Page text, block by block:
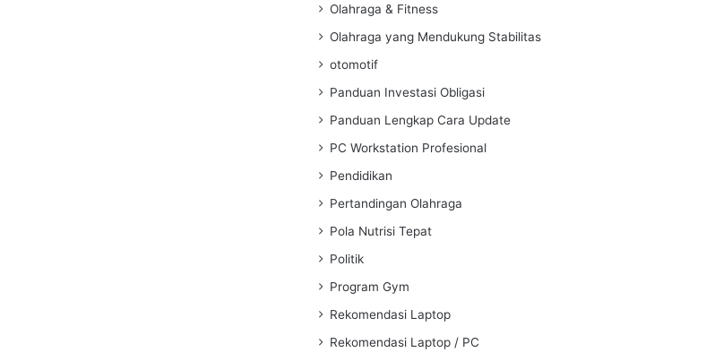
Olahraga & Fitness
Olahraga yang Mendukung Stabilitas
otomotif
Panduan Investasi Obligasi
Panduan Lengkap Cara Update
PC Workstation Profesional
Pendidikan
Pertandingan Olahraga
Pola Nutrisi Tepat
Politik
Program Gym
Rekomendasi Laptop
Rekomendasi Laptop / PC